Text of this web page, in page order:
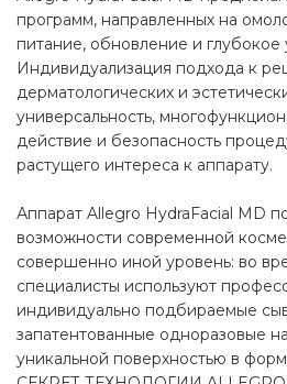
программ, направленных на
питание, обновление и
Индивидуализация подхода к
дерматологических и
универсальность,
действие и безопасность
растущего интереса к аппарату.
Аппарат Allegro HydraFacial MD
возможности современной
совершенно иной уровень: во
специалисты используют
индивидуально подбираемые
запатентованные одноразовые
уникальной поверхностью в